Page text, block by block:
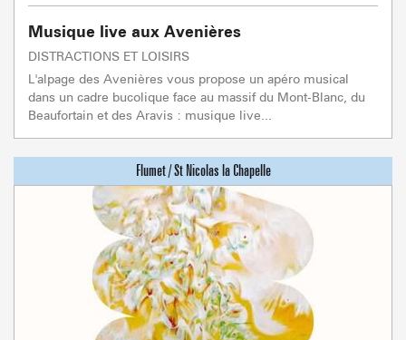
Musique live aux Avenières
DISTRACTIONS ET LOISIRS
L'alpage des Avenières vous propose un apéro musical
dans un cadre bucolique face au massif du Mont-Blanc, du
Beaufortain et des Aravis : musique live...